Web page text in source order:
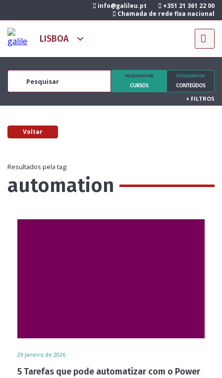
info@galileu.pt
+351 21 361 22 00
Chamada de rede fixa nacional
PESQUISAR POR
CURSOS
PESQUISAR POR
CONTEÚDOS
+ FILTROS
Voltar
Resultados pela tag:
automation
29 Janeiro de 2026
5 Tarefas que pode automatizar com o Power